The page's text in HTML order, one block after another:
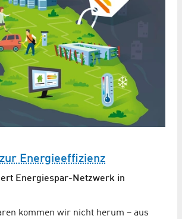
Energieeffizienz
Energiespar-Netzwerk in
kommen wir nicht herum – aus